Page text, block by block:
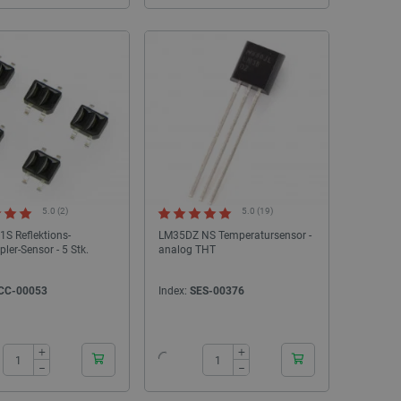
SONDERANGEBOT
Reflektions-
Sensor - 5 Stk.
5.0 (2)
00053
+
−
LM35DZ NS Temperatursensor -
analog THT
5.0 (19)
Index: SES-00376
+
−
Es spielt eine
im
und Kontomanagement
auf der PrestaShop-
des Besuchers.
Nutzerdaten zu
der Website zu
zu
in jeder
gerichtet werden,
Präferenzen für die